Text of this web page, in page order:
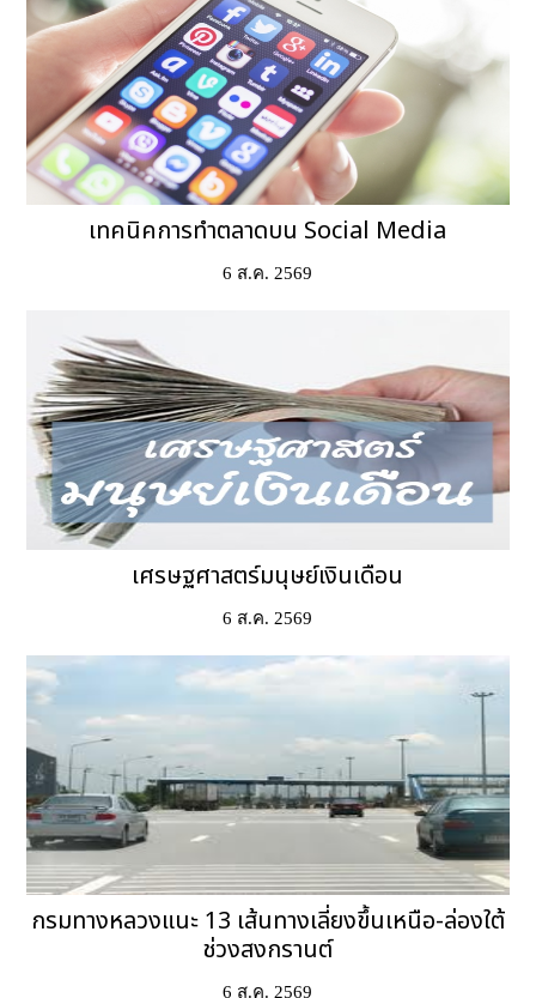
เทคนิคการทำตลาดบน Social Media
6 ส.ค. 2569
เศรษฐศาสตร์มนุษย์เงินเดือน
6 ส.ค. 2569
กรมทางหลวงแนะ 13 เส้นทางเลี่ยงขึ้นเหนือ-ล่องใต้
ช่วงสงกรานต์
6 ส.ค. 2569